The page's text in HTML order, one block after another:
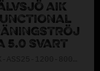
AIK
5.0 SVART